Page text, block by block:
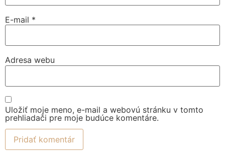
E-mail *
Adresa webu
Uložiť moje meno, e-mail a webovú stránku v tomto
prehliadači pre moje budúce komentáre.